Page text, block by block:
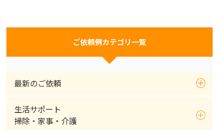
ご依頼例カテゴリ一覧
最新のご依頼
生活サポート
掃除・家事・介護